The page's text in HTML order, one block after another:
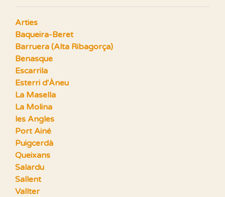
Arties
Baqueira-Beret
Barruera (Alta Ribagorça)
Benasque
Escarrila
Esterri d'Àneu
La Masella
La Molina
les Angles
Port Ainé
Puigcerdà
Queixans
Salardu
Sallent
Vallter